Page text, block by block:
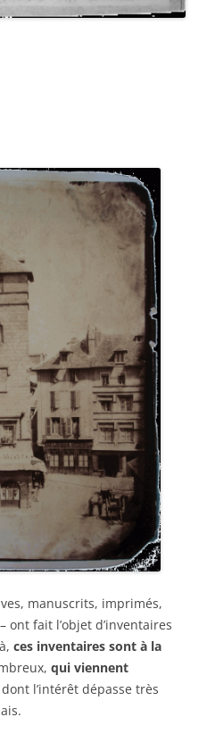
manuscrits, imprimés,
ont fait l’objet d’inventaires
ces inventaires sont à la
qui viennent
l’intérêt dépasse très